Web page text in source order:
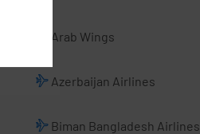
Arab Wings
Azerbaijan Airlines
Biman Bangladesh Airlines